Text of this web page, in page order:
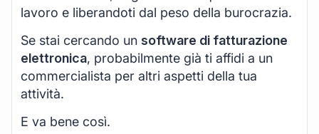
lavoro e liberandoti dal peso della burocrazia.
Se stai cercando un software di fatturazione
elettronica, probabilmente già ti affidi a un
commercialista per altri aspetti della tua
attività.
E va bene così.